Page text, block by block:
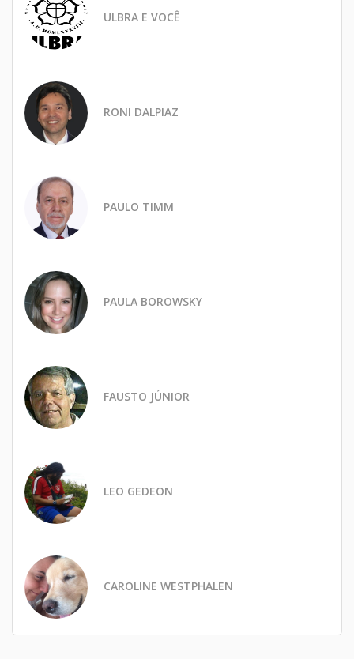
ULBRA E VOCÊ
RONI DALPIAZ
PAULO TIMM
PAULA BOROWSKY
FAUSTO JÚNIOR
LEO GEDEON
CAROLINE WESTPHALEN